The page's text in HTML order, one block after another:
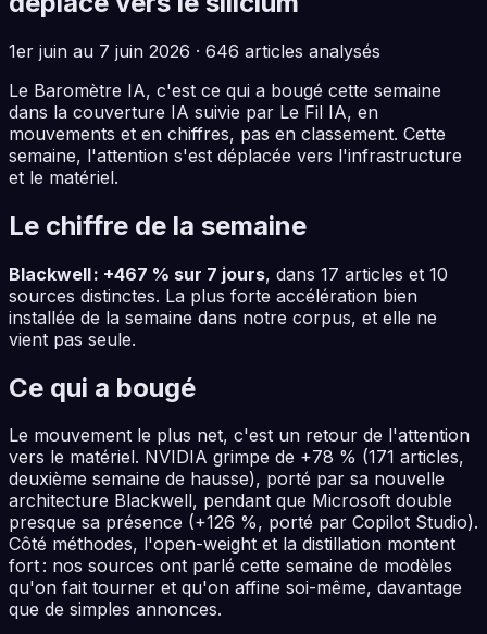
1er juin au 7 juin 2026 · 646 articles analysés
Le Baromètre IA, c'est ce qui a bougé cette semaine
dans la couverture IA suivie par Le Fil IA, en
mouvements et en chiffres, pas en classement. Cette
semaine, l'attention s'est déplacée vers l'infrastructure
et le matériel.
Le chiffre de la semaine
Blackwell : +467 % sur 7 jours, dans 17 articles et 10
sources distinctes. La plus forte accélération bien
installée de la semaine dans notre corpus, et elle ne
vient pas seule.
Ce qui a bougé
Le mouvement le plus net, c'est un retour de l'attention
vers le matériel. NVIDIA grimpe de +78 % (171 articles,
deuxième semaine de hausse), porté par sa nouvelle
architecture Blackwell, pendant que Microsoft double
presque sa présence (+126 %, porté par Copilot Studio).
Côté méthodes, l'open-weight et la distillation montent
fort : nos sources ont parlé cette semaine de modèles
qu'on fait tourner et qu'on affine soi-même, davantage
que de simples annonces.